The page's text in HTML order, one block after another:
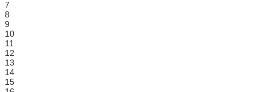
7
8
9
10
11
12
13
14
15